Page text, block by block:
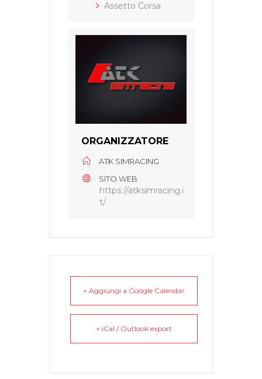
Assetto Corsa
ORGANIZZATORE
ATK SIMRACING
SITO WEB
https://atksimracing.i
t/
+ Aggiungi a Google Calendar
+ iCal / Outlook export